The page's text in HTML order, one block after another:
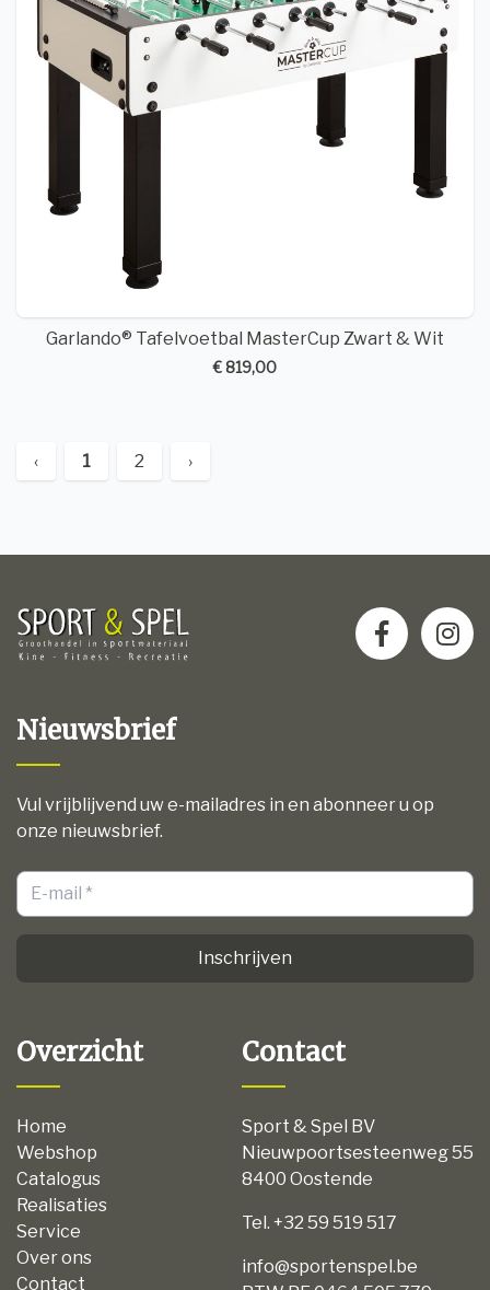
Garlando® Tafelvoetbal MasterCup Zwart & Wit
€ 819,00
‹ 1 2 ›
Nieuwsbrief
Vul vrijblijvend uw e-mailadres in en abonneer u op
onze nieuwsbrief.
Inschrijven
Overzicht
Home
Webshop
Catalogus
Realisaties
Service
Over ons
Contact
Contact
Sport & Spel BV
Nieuwpoortsesteenweg 55
8400 Oostende
Tel. +32 59 519 517
info@sportenspel.be